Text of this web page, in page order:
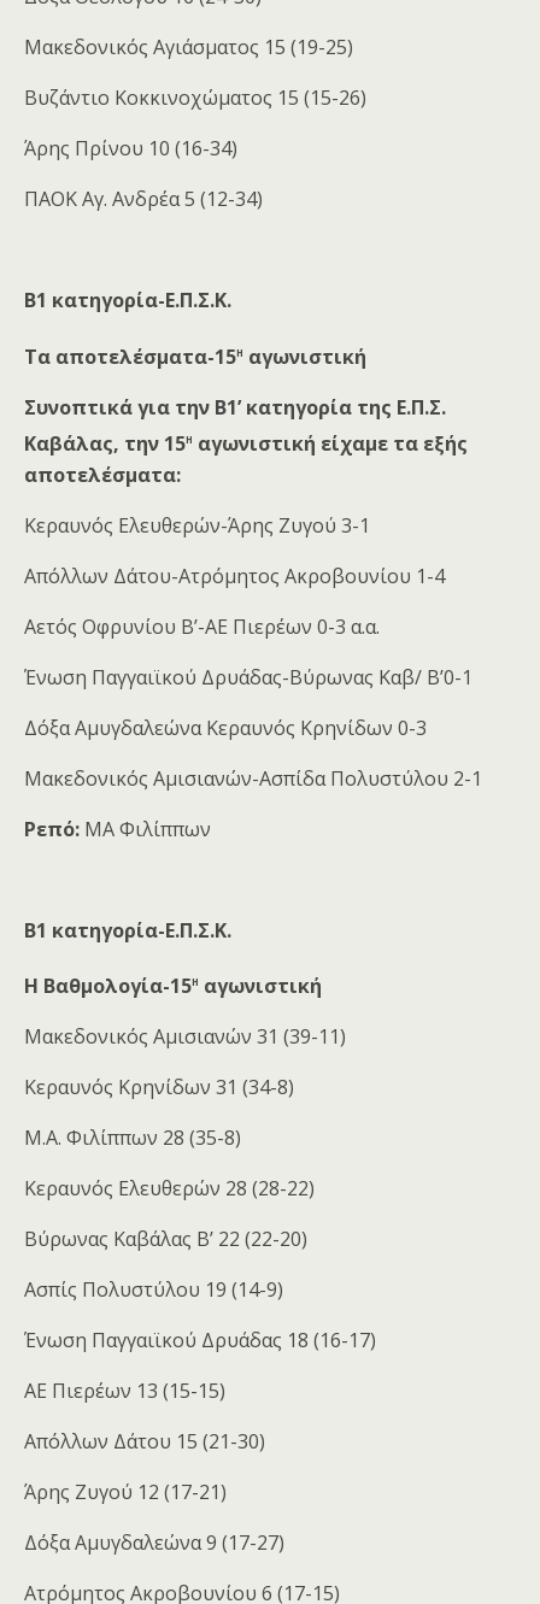
Μακεδονικός Αγιάσματος 15 (19-25)
Βυζάντιο Κοκκινοχώματος 15 (15-26)
Άρης Πρίνου 10 (16-34)
ΠΑΟΚ Αγ. Ανδρέα 5 (12-34)
Β1 κατηγορία-Ε.Π.Σ.Κ.
Τα αποτελέσματα-15η αγωνιστική
Συνοπτικά για την Β1’ κατηγορία της Ε.Π.Σ.
Καβάλας, την 15η αγωνιστική είχαμε τα εξής
αποτελέσματα:
Κεραυνός Ελευθερών-Άρης Ζυγού 3-1
Απόλλων Δάτου-Ατρόμητος Ακροβουνίου 1-4
Αετός Οφρυνίου Β’-ΑΕ Πιερέων 0-3 α.α.
Ένωση Παγγαιϊκού Δρυάδας-Βύρωνας Καβ/ Β’0-1
Δόξα Αμυγδαλεώνα Κεραυνός Κρηνίδων 0-3
Μακεδονικός Αμισιανών-Ασπίδα Πολυστύλου 2-1
Ρεπό: ΜΑ Φιλίππων
Β1 κατηγορία-Ε.Π.Σ.Κ.
Η Βαθμολογία-15η αγωνιστική
Μακεδονικός Αμισιανών 31 (39-11)
Κεραυνός Κρηνίδων 31 (34-8)
Μ.Α. Φιλίππων 28 (35-8)
Κεραυνός Ελευθερών 28 (28-22)
Βύρωνας Καβάλας Β’ 22 (22-20)
Ασπίς Πολυστύλου 19 (14-9)
Ένωση Παγγαιϊκού Δρυάδας 18 (16-17)
ΑΕ Πιερέων 13 (15-15)
Απόλλων Δάτου 15 (21-30)
Άρης Ζυγού 12 (17-21)
Δόξα Αμυγδαλεώνα 9 (17-27)
Ατρόμητος Ακροβουνίου 6 (17-15)